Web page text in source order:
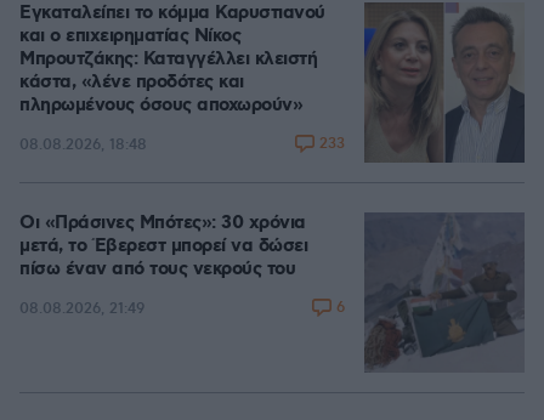
Εγκαταλείπει το κόμμα Καρυστιανού
και ο επιχειρηματίας Νίκος
Μπρουτζάκης: Καταγγέλλει κλειστή
κάστα, «λένε προδότες και
πληρωμένους όσους αποχωρούν»
08.08.2026, 18:48 233
Οι «Πράσινες Μπότες»: 30 χρόνια
μετά, το Έβερεστ μπορεί να δώσει
πίσω έναν από τους νεκρούς του
08.08.2026, 21:49 6